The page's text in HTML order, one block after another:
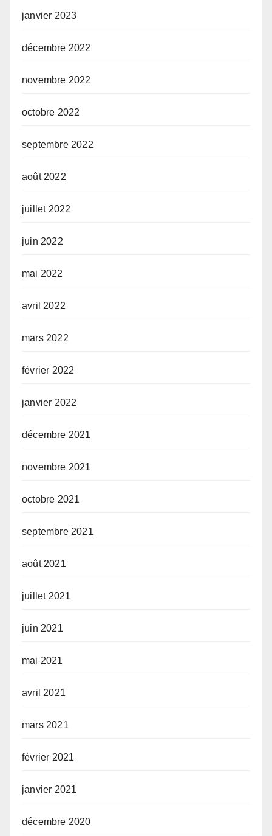
janvier 2023
décembre 2022
novembre 2022
octobre 2022
septembre 2022
août 2022
juillet 2022
juin 2022
mai 2022
avril 2022
mars 2022
février 2022
janvier 2022
décembre 2021
novembre 2021
octobre 2021
septembre 2021
août 2021
juillet 2021
juin 2021
mai 2021
avril 2021
mars 2021
février 2021
janvier 2021
décembre 2020